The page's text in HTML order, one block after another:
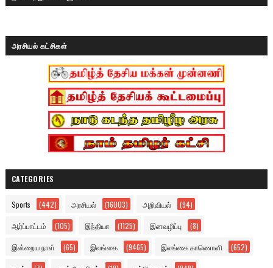
அரசியல் கட்சிகள்
CATEGORIES
Sports (442) அரசியல் (16003) அறிவியல் (94)
ஆர்ப்பாட்டம் (105) இந்தியா (1125) இனவழிப்பு (8)
இன்றைய நாள் (65) இலங்கை (9465) இலங்கை காணொளி (652)